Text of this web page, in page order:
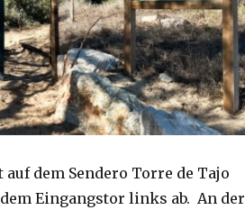
dem Sendero Torre de Tajo
Eingangstor links ab. An der